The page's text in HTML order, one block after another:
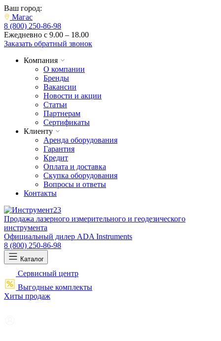
Ваш город:
Магас
8 (800) 250-86-98
Ежедневно с 9.00 – 18.00
Заказать обратный звонок
Компания
О компании
Бренды
Вакансии
Новости и акции
Статьи
Партнерам
Сертификаты
Клиенту
Аренда оборудования
Гарантия
Кредит
Оплата и доставка
Скупка оборудования
Вопросы и ответы
Контакты
Продажа лазерного измерительного и геодезического
инструмента
Официальный дилер ADA Instruments
8 (800) 250-86-98
Каталог
Сервисный центр
Выгодные комплекты
Хиты продаж